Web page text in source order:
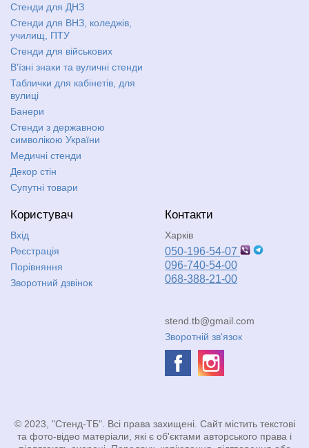
Стенди для ДНЗ
Стенди для ВНЗ, коледжів,
училищ, ПТУ
Стенди для військових
В'їзні знаки та вуличні стенди
Таблички для кабінетів, для
вулиці
Банери
Стенди з державною
символікою України
Медичні стенди
Декор стін
Супутні товари
Користувач
Вхід
Реєстрація
Порівняння
Зворотний дзвінок
Контакти
Харків
050-196-54-07
096-740-54-00
068-388-21-00
stend.tb@gmail.com
Зворотній зв'язок
© 2023, "Стенд-ТБ". Всі права захищені. Сайт містить текстові
та фото-відео матеріали, які є об'єктами авторського права і